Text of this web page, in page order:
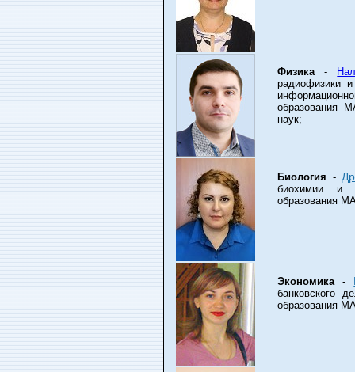
Физика -
радиофизики
образования
наук;
Биология -
биохимии и
образования
Экономика -
банковского
образования